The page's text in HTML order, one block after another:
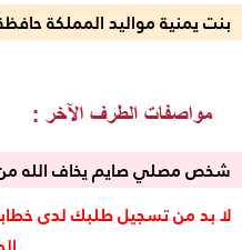
بنت يمنية مواليد المملكة
شخص مصلي صايم يخاف الله من
لا بد من تسجيل طلبك لدى